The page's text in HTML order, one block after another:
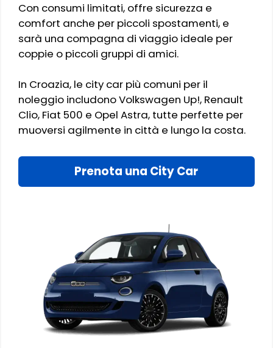
Con consumi limitati, offre sicurezza e
comfort anche per piccoli spostamenti, e
sarà una compagna di viaggio ideale per
coppie o piccoli gruppi di amici.
In Croazia, le city car più comuni per il
noleggio includono Volkswagen Up!, Renault
Clio, Fiat 500 e Opel Astra, tutte perfette per
muoversi agilmente in città e lungo la costa.
Prenota una City Car